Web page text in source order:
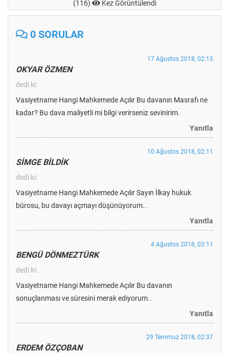
(116) Kez Görüntülendi
0 SORULAR
OKYAR ÖZMEN
dedi ki:
17 Ağustos 2018, 02:15
Vasiyetname Hangi Mahkemede Açılır Bu davanın Masrafı ne
kadar? Bu dava maliyetli mi bilgi verirseniz sevinirim.
Yanıtla
SİMGE BİLDİK
dedi ki:
10 Ağustos 2018, 02:11
Vasiyetname Hangi Mahkemede Açılır Sayın İlkay hukuk
bürosu, bu davayı açmayı düşünüyorum..
Yanıtla
BENGÜ DÖNMEZTÜRK
dedi ki:
4 Ağustos 2018, 03:11
Vasiyetname Hangi Mahkemede Açılır Bu davanın
sonuçlanması ve süresini merak ediyorum..
Yanıtla
ERDEM ÖZÇOBAN
29 Temmuz 2018, 02:37